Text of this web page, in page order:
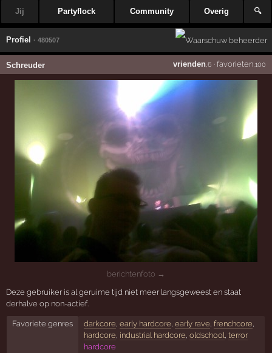
Jij Partyflock Community Overig 🔍
Profiel · 480507
Schreuder vrienden ,6 · favorieten,100
berichtenfoto →
Deze gebruiker is al geruime tijd niet meer langsgeweest en staat
derhalve op non-actief.
Favoriete genres darkcore early hardcore early rave frenchcore
hardcore industrial hardcore oldschool terror
hardcore